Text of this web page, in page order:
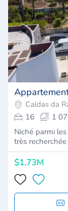
Caldas da
16
1
Niché parmi
très
$1,73M